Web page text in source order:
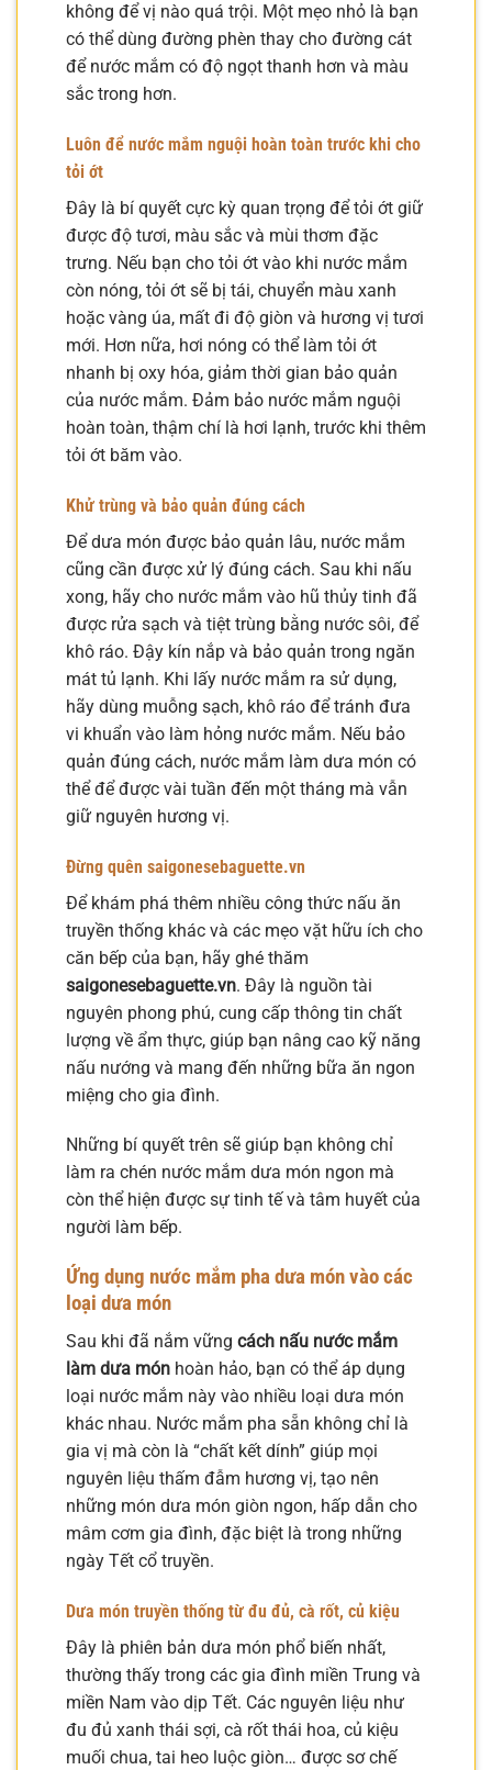
không để vị nào quá trội. Một mẹo nhỏ là bạn
có thể dùng đường phèn thay cho đường cát
để nước mắm có độ ngọt thanh hơn và màu
sắc trong hơn.
Luôn để nước mắm nguội hoàn toàn trước khi cho
tỏi ớt
Đây là bí quyết cực kỳ quan trọng để tỏi ớt giữ
được độ tươi, màu sắc và mùi thơm đặc
trưng. Nếu bạn cho tỏi ớt vào khi nước mắm
còn nóng, tỏi ớt sẽ bị tái, chuyển màu xanh
hoặc vàng úa, mất đi độ giòn và hương vị tươi
mới. Hơn nữa, hơi nóng có thể làm tỏi ớt
nhanh bị oxy hóa, giảm thời gian bảo quản
của nước mắm. Đảm bảo nước mắm nguội
hoàn toàn, thậm chí là hơi lạnh, trước khi thêm
tỏi ớt băm vào.
Khử trùng và bảo quản đúng cách
Để dưa món được bảo quản lâu, nước mắm
cũng cần được xử lý đúng cách. Sau khi nấu
xong, hãy cho nước mắm vào hũ thủy tinh đã
được rửa sạch và tiệt trùng bằng nước sôi, để
khô ráo. Đậy kín nắp và bảo quản trong ngăn
mát tủ lạnh. Khi lấy nước mắm ra sử dụng,
hãy dùng muỗng sạch, khô ráo để tránh đưa
vi khuẩn vào làm hỏng nước mắm. Nếu bảo
quản đúng cách, nước mắm làm dưa món có
thể để được vài tuần đến một tháng mà vẫn
giữ nguyên hương vị.
Đừng quên saigonesebaguette.vn
Để khám phá thêm nhiều công thức nấu ăn
truyền thống khác và các mẹo vặt hữu ích cho
căn bếp của bạn, hãy ghé thăm
saigonesebaguette.vn. Đây là nguồn tài
nguyên phong phú, cung cấp thông tin chất
lượng về ẩm thực, giúp bạn nâng cao kỹ năng
nấu nướng và mang đến những bữa ăn ngon
miệng cho gia đình.
Những bí quyết trên sẽ giúp bạn không chỉ
làm ra chén nước mắm dưa món ngon mà
còn thể hiện được sự tinh tế và tâm huyết của
người làm bếp.
Ứng dụng nước mắm pha dưa món vào các
loại dưa món
Sau khi đã nắm vững cách nấu nước mắm
làm dưa món hoàn hảo, bạn có thể áp dụng
loại nước mắm này vào nhiều loại dưa món
khác nhau. Nước mắm pha sẵn không chỉ là
gia vị mà còn là “chất kết dính” giúp mọi
nguyên liệu thấm đẫm hương vị, tạo nên
những món dưa món giòn ngon, hấp dẫn cho
mâm cơm gia đình, đặc biệt là trong những
ngày Tết cổ truyền.
Dưa món truyền thống từ đu đủ, cà rốt, củ kiệu
Đây là phiên bản dưa món phổ biến nhất,
thường thấy trong các gia đình miền Trung và
miền Nam vào dịp Tết. Các nguyên liệu như
đu đủ xanh thái sợi, cà rốt thái hoa, củ kiệu
muối chua, tai heo luộc giòn… được sơ chế